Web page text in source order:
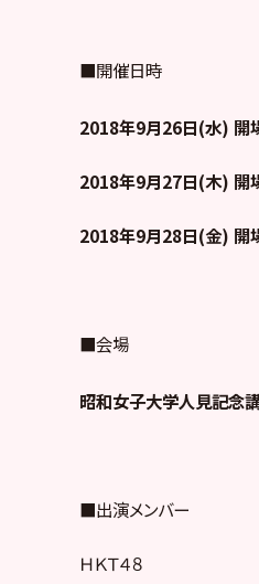
■開催日時
2018年9月26日(水) 開
2018年9月27日(木) 開
2018年9月28日(金) 開
■会場
昭和女子大学人見記念
■出演メンバー
ＨＫＴ４８